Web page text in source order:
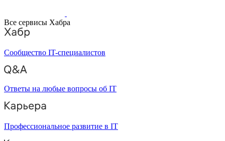
Все сервисы Хабра
Сообщество IT-специалистов
Ответы на любые вопросы об IT
Профессиональное развитие в IT